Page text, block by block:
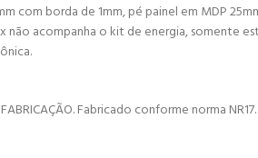
com borda de 1mm, pé painel em MDP
não acompanha o kit de energia, somente
FABRICAÇÃO. Fabricado conforme norma NR17.